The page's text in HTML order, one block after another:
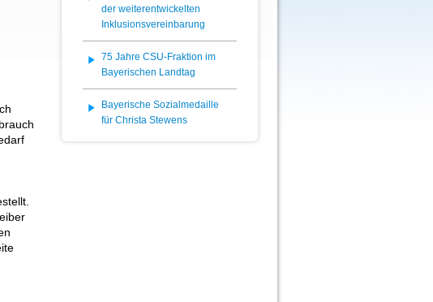
der weiterentwickelten
Inklusionsvereinbarung
75 Jahre CSU-Fraktion im
Bayerischen Landtag
Bayerische Sozialmedaille
für Christa Stewens